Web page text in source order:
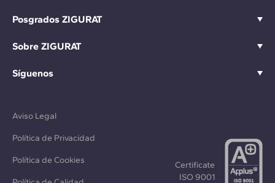
Posgrados ZIGURAT
Sobre ZIGURAT
Síguenos
Aviso Legal
Política de Privacidad
Política de Cookies
Certificate
ISO 9001